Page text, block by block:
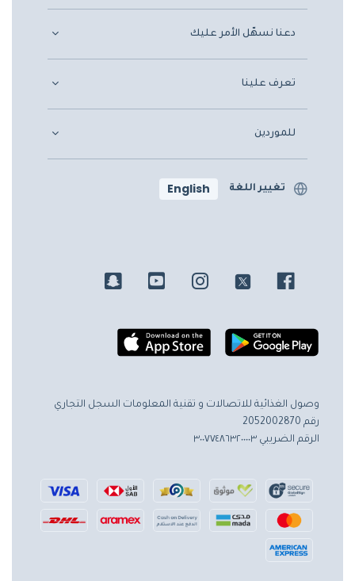
دعنا نسهّل الأمر عليك
تعرف علينا
للموردين
تغيير اللغة English
وصول الغذائية للاتصالات و تقنية المعلومات السجل التجاري
رقم 2052002870
الرقم الضريبي ٣٠٠٧٧٤٨٦٣٢٠٠٠٠٣